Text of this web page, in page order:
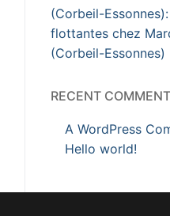
(Corbeil-
flottantes chez
(Corbeil-Essonnes)
RECENT
A WordPress
Hello world!